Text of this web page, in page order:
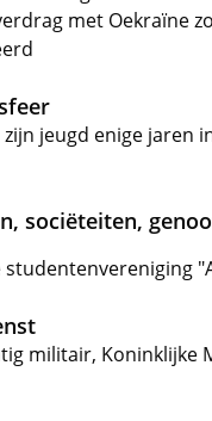
met Oekraïne
jeugd enige jaren
sociëteiten,
studentenvereniging
militair, Koninklijke